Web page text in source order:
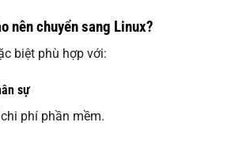
nên chuyển sang Linux?
biệt phù hợp với:
sự
phí phần mềm.